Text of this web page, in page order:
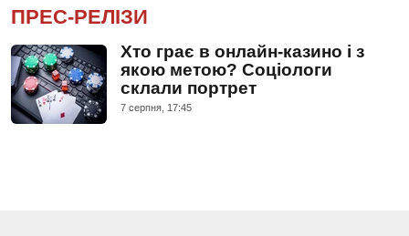
ПРЕС-РЕЛІЗИ
Хто грає в онлайн-казино і з
якою метою? Соціологи
склали портрет
7 серпня, 17:45